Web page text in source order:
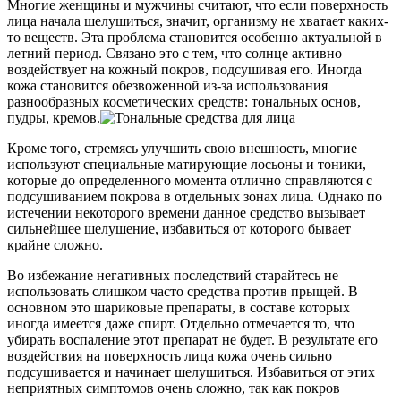
Многие женщины и мужчины считают, что если поверхность
лица начала шелушиться, значит, организму не хватает каких-
то веществ. Эта проблема становится особенно актуальной в
летний период. Связано это с тем, что солнце активно
воздействует на кожный покров, подсушивая его. Иногда
кожа становится обезвоженной из-за использования
разнообразных косметических средств: тональных основ,
пудры, кремов.
Кроме того, стремясь улучшить свою внешность, многие
используют специальные матирующие лосьоны и тоники,
которые до определенного момента отлично справляются с
подсушиванием покрова в отдельных зонах лица. Однако по
истечении некоторого времени данное средство вызывает
сильнейшее шелушение, избавиться от которого бывает
крайне сложно.
Во избежание негативных последствий старайтесь не
использовать слишком часто средства против прыщей. В
основном это шариковые препараты, в составе которых
иногда имеется даже спирт. Отдельно отмечается то, что
убирать воспаление этот препарат не будет. В результате его
воздействия на поверхность лица кожа очень сильно
подсушивается и начинает шелушиться. Избавиться от этих
неприятных симптомов очень сложно, так как покров